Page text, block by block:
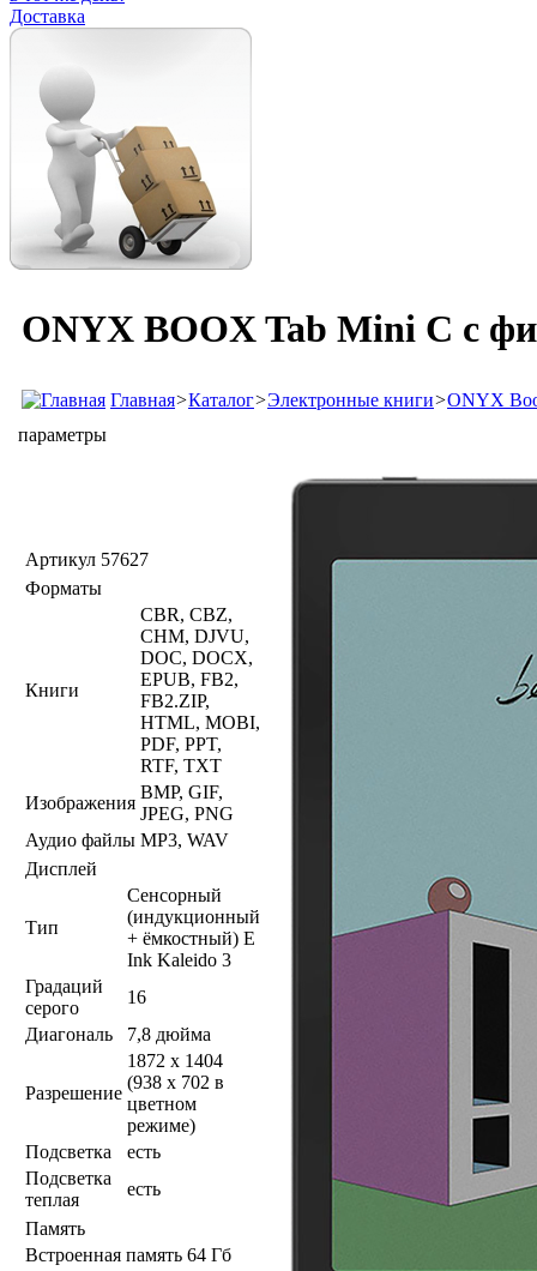
Доставка
ONYX BOOX Tab Mini C с
Главная>Каталог>Электронные книги>ONYX
параметры
Артикул 57627
Форматы
Книги
CBR, CBZ,
CHM, DJVU,
DOC, DOCX,
EPUB, FB2,
FB2.ZIP,
HTML, MOBI,
PDF, PPT,
RTF, TXT
Изображения
BMP, GIF,
JPEG, PNG
Аудио файлы MP3, WAV
Дисплей
Тип
Сенсорный
(индукционный
+ ёмкостный) E
Ink Kaleido 3
Градаций
серого
16
Диагональ
7,8 дюйма
Разрешение
1872 x 1404
(938 x 702 в
цветном
режиме)
Подсветка
есть
Подсветка
теплая
есть
Память
Встроенная память 64 Гб